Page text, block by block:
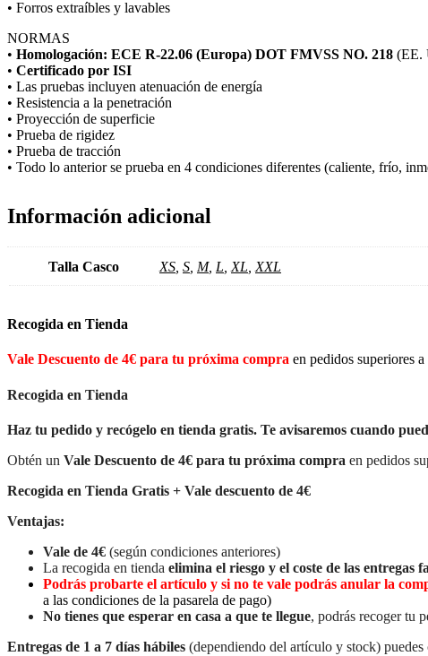
• Forros extraíbles y lavables
NORMAS
• Homologación: ECE R-22.06 (Europa) DOT FMVSS NO. 218 (EE.
• Certificado por ISI
• Las pruebas incluyen atenuación de energía
• Resistencia a la penetración
• Proyección de superficie
• Prueba de rigidez
• Prueba de tracción
• Todo lo anterior se prueba en 4 condiciones diferentes (caliente, frío,
Información adicional
Talla Casco XS S M, L XL XXL
Recogida en Tienda
Vale Descuento de 4€ para tu próxima compra en pedidos superiores
Recogida en Tienda
Haz tu pedido y recógelo en tienda gratis. Te avisaremos cuando
Obtén un Vale Descuento de 4€ para tu próxima compra en pedidos
Recogida en Tienda Gratis + Vale descuento de 4€
Ventajas:
Vale de 4€ (según condiciones anteriores)
La recogida en tienda elimina el riesgo y el coste de las entregas
Podrás probarte el artículo y si no te vale podrás anular la
a las condiciones de la pasarela de pago)
No tienes que esperar en casa a que te llegue, podrás recoger tu
Entregas de 1 a 7 días hábiles (dependiendo del artículo y stock) puedes